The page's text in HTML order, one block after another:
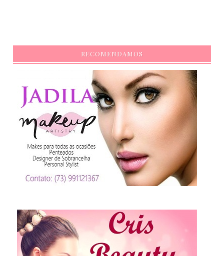
RECOMENDAMOS